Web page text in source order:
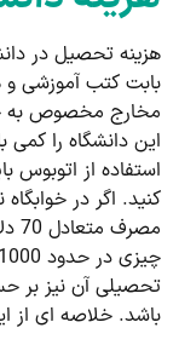
هزینه تحصیل در
بابت کتب آموزشی و
مخارج مخصوص به
این دانشگاه را کمی
کنید. اگر در
تحصیلی آن نیز بر
باشد. خلاصه ای از